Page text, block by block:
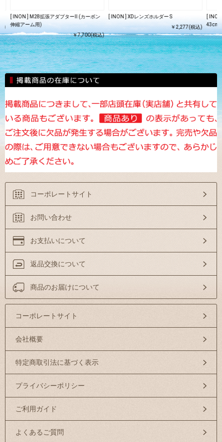
)
[ INON ] M28拡張アダプターⅡ (カーボン
伸縮アーム用)
￥7,700(税込)
[ INON ] XDレンズホルダー S
￥2,277(税込)
[
43cm ]
コーポレートサイト
お問い合わせ
お支払いについて
返品交換について
商品のお届けについて
コーポレートサイト
会社概要
特定商取引法に基づく表示
プライバシーポリシー
ご利用ガイド
よくあるご質問